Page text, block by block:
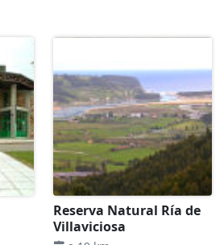
Reserva Natural Ría de
Villaviciosa